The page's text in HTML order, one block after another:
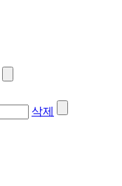
삭제